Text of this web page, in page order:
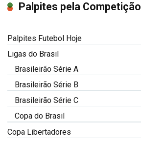
Palpites pela Competição
Palpites Futebol Hoje
Ligas do Brasil
Brasileirão Série A
Brasileirão Série B
Brasileirão Série C
Copa do Brasil
Copa Libertadores